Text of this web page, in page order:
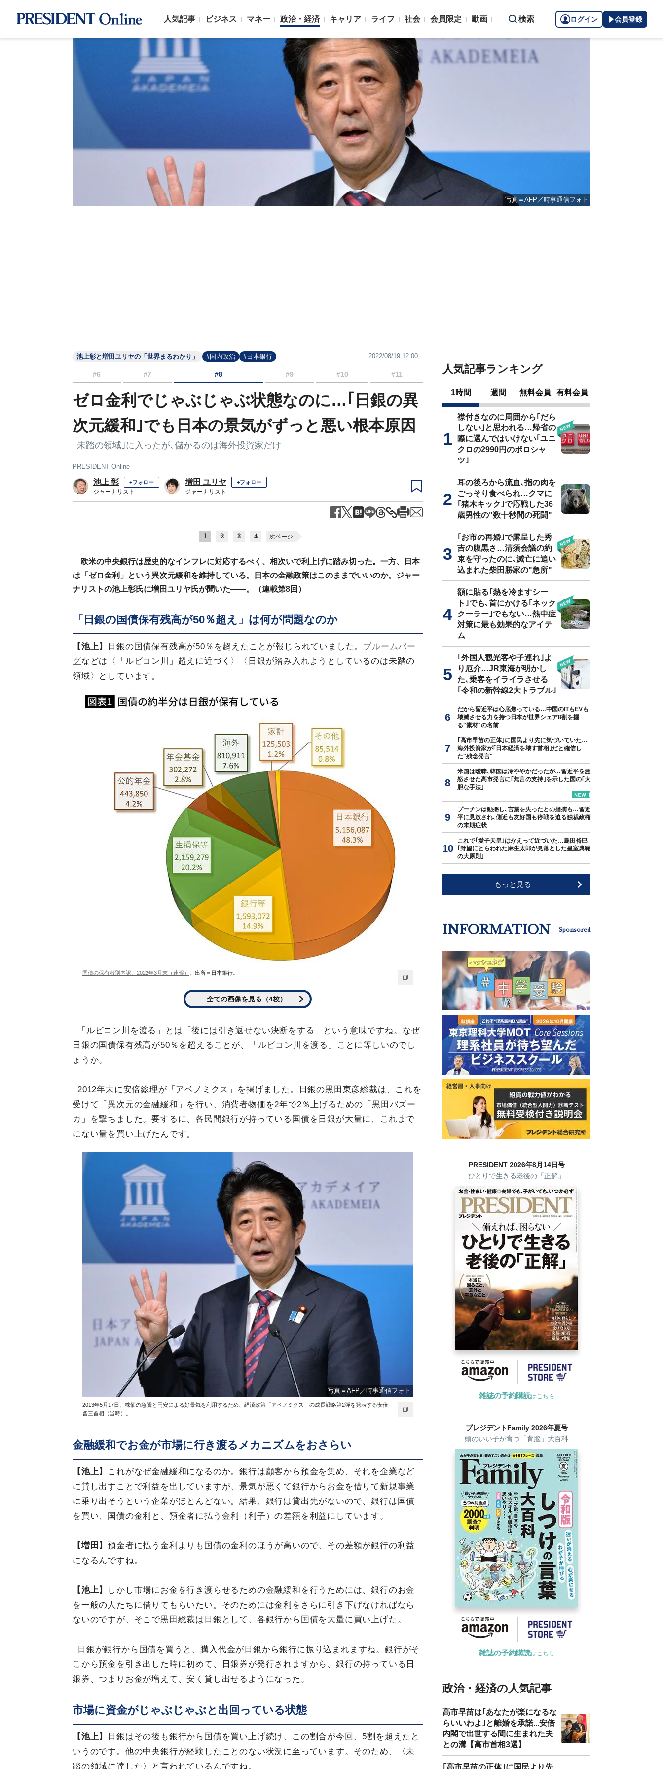
人気記事 ビジネス マネー 政治・経済 キャリア ライフ 社会 会員限定 動画 検索 ログイン 会員登録
写真＝AFP／時事通信フォト
池上彰と増田ユリヤの「世界まるわかり」 #国内政治 #日本銀行 2022/08/19 12:00
#6 #7 #8 #9 #10 #11
ゼロ金利でじゃぶじゃぶ状態なのに…｢日銀の異
次元緩和｣でも日本の景気がずっと悪い根本原因
｢未踏の領域｣に入ったが､儲かるのは海外投資家だけ
PRESIDENT Online
池上 彰 +フォロー
ジャーナリスト
増田 ユリヤ +フォロー
ジャーナリスト
1 2 3 4 次ページ
欧米の中央銀行は歴史的なインフレに対応するべく、相次いで利上げに踏み切った。一方、日本
は「ゼロ金利」という異次元緩和を維持している。日本の金融政策はこのままでいいのか。ジャー
ナリストの池上彰氏に増田ユリヤ氏が聞いた――。（連載第8回）
「日銀の国債保有残高が50％超え」は何が問題なのか
【池上】 日銀の国債保有残高が50％を超えたことが報じられていました。 ブルームバー
グなどは〈「ルビコン川」超えに近づく〉〈日銀が踏み入れようとしているのは未踏の
領域〉としています。
国債の保有者別内訳。2022年3月末（速報） 。出所＝日本銀行。
全ての画像を見る（4枚）
「ルビコン川を渡る」とは「後には引き返せない決断をする」という意味ですね。なぜ
日銀の国債保有残高が50％を超えることが、「ルビコン川を渡る」ことに等しいのでし
ょうか。
2012年末に安倍総理が「アベノミクス」を掲げました。日銀の黒田東彦総裁は、これを
受けて「異次元の金融緩和」を行い、消費者物価を2年で2％上げるための「黒田バズー
カ」を撃ちました。要するに、各民間銀行が持っている国債を日銀が大量に、これまで
にない量を買い上げたんです。
写真＝AFP／時事通信フォト
2013年5月17日、株価の急騰と円安による好景気を利用するため、経済政策「アベノミクス」の成長戦略第2弾を発表する安倍
晋三首相（当時）。
金融緩和でお金が市場に行き渡るメカニズムをおさらい
【池上】 これがなぜ金融緩和になるのか。銀行は顧客から預金を集め、それを企業など
に貸し出すことで利益を出していますが、景気が悪くて銀行からお金を借りて新規事業
に乗り出そうという企業がほとんどない。結果、銀行は貸出先がないので、銀行は国債
を買い、国債の金利と、預金者に払う金利（利子）の差額を利益にしています。
【増田】預金者に払う金利よりも国債の金利のほうが高いので、その差額が銀行の利益
になるんですね。
【池上】
しかし市場にお金を行き渡らせるための金融緩和を行うためには、銀行のお金
を一般の人たちに借りてもらいたい。そのためには金利をさらに引き下げなければなら
ないのですが、そこで黒田総裁は日銀として、各銀行から国債を大量に買い上げた。
日銀が銀行から国債を買うと、購入代金が日銀から銀行に振り込まれますね。銀行がそ
こから預金を引き出した時に初めて、日銀券が発行されますから、銀行の持っている日
銀券、つまりお金が増えて、安く貸し出せるようになった。
市場に資金がじゃぶじゃぶと出回っている状態
【池上】
日銀はその後も銀行から国債を買い上げ続け、この割合が今回、5割を超えたと
いうのです。他の中央銀行が経験したことのない状況に至っています。そのため、〈未
踏の領域に達した〉と言われているんですね。
人気記事ランキング
1時間 週間 無料会員 有料会員
襟付きなのに周囲から｢だら
しない｣と思われる…帰省の
際に選んではいけない｢ユニ
クロの2990円のポロシャ
ツ｣
耳の後ろから流血､指の肉を
ごっそり食べられ…クマに
｢猪木キック｣で応戦した36
歳男性の"数十秒間の死闘"
｢お市の再婚｣で露呈した秀
吉の腹黒さ…清須会議の約
束を守ったのに､滅亡に追い
込まれた柴田勝家の"急所"
額に貼る｢熱を冷ますシー
ト｣でも､首にかける｢ネック
クーラー｣でもない…熱中症
対策に最も効果的なアイテ
ム
｢外国人観光客や子連れ｣よ
り厄介…JR東海が明かし
た､乗客をイライラさせる
｢令和の新幹線2大トラブル｣
だから習近平は心底焦っている…中国のITもEVも
壊滅させる力を持つ日本が世界シェア8割を握
る"素材"の名前
｢高市早苗の正体｣に国民より先に気づいていた…
海外投資家が｢日本経済を壊す首相｣だと確信し
た"残念発言"
米国は曖昧､韓国は冷ややかだったが…習近平を激
怒させた高市発言に｢無言の支持｣を示した国の｢大
胆な手法｣
プーチンは動揺し､言葉を失ったとの指摘も…習近
平に見放され､側近も友好国も停戦を迫る独裁政権
の末期症状
これで｢愛子天皇｣はかえって近づいた…島田裕巳
｢野望にとらわれた麻生太郎が見落とした皇室典範
の大原則｣
もっと見る
INFORMATION Sponsored
PRESIDENT 2026年8月14日号
ひとりで生きる老後の「正解」
雑誌の予約購読はこちら
プレジデントFamily 2026年夏号
頭のいい子が育つ「育脳」大百科
雑誌の予約購読はこちら
政治・経済の人気記事
高市早苗は｢あなたが楽になるな
らいいわよ｣と離婚を承諾...安倍
内閣で出世する間に生まれた夫
との溝【高市首相3選】
｢高市早苗の正体｣に国民より先